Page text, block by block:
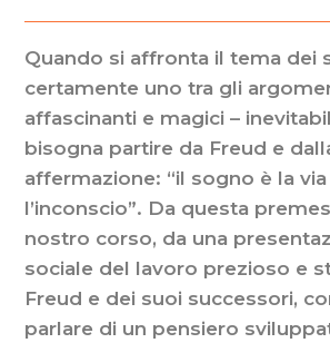
Quando si affronta il tema dei
certamente uno tra gli
affascinanti e magici –
bisogna partire da Freud e
affermazione: “il sogno è la
l’inconscio”. Da questa
nostro corso, da una
sociale del lavoro prezioso e
Freud e dei suoi successori,
parlare di un pensiero